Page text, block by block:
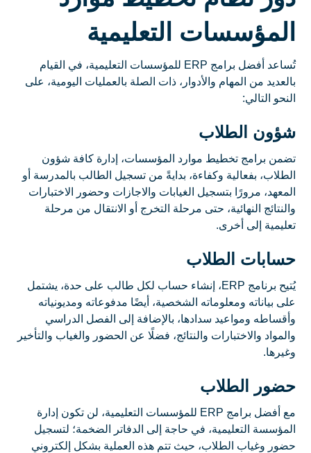
المؤسسات التعليمية
تُساعد أفضل برامج ERP للمؤسسات التعليمية، في القيام
بالعديد من المهام والأدوار، ذات الصلة بالعمليات اليومية، على
النحو التالي:
شؤون الطلاب
تضمن برامج تخطيط موارد المؤسسات، إدارة كافة شؤون
الطلاب، بفعالية وكفاءة، بدايةً من تسجيل الطالب بالمدرسة أو
المعهد، مرورًا بتسجيل الغيابات والاجازات وحضور الاختبارات
والنتائج النهائية، حتى مرحلة التخرج أو الانتقال من مرحلة
تعليمية إلى أخرى.
حسابات الطلاب
يُتيح برنامج ERP، إنشاء حساب لكل طالب على حدة، يشتمل
على بياناته ومعلوماته الشخصية، أيضًا مدفوعاته ومديونياته
وأقساطه ومواعيد سدادها، بالإضافة إلى الفصل الدراسي
والمواد والاختبارات والنتائج، فضلًا عن الحضور والغياب والتأخير
وغيرها.
حضور الطلاب
مع أفضل برامج ERP للمؤسسات التعليمية، لن تكون إدارة
المؤسسة التعليمية، في حاجة إلى الدفاتر الضخمة؛ لتسجيل
حضور وغياب الطلاب، حيث تتم هذه العملية بشكل إلكتروني